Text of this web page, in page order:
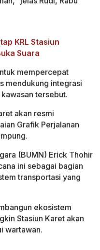
KRL Stasiun
Suara
mempercepat
mendukung integrasi
tersebut.
akan resmi
Grafik Perjalanan
(BUMN) Erick Thohir
ini sebagai bagian
transportasi yang
ekosistem
Stasiun Karet akan
wartawan.